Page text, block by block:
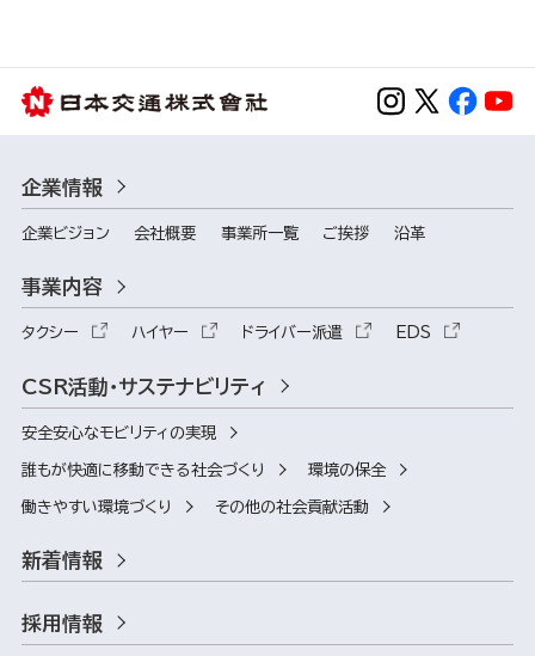
企業情報
企業ビジョン 会社概要 事業所一覧 ご挨拶 沿革
事業内容
タクシー ハイヤー ドライバー派遣 EDS
CSR活動・サステナビリティ
安全安心なモビリティの実現
誰もが快適に移動できる社会づくり 環境の保全
働きやすい環境づくり その他の社会貢献活動
新着情報
採用情報